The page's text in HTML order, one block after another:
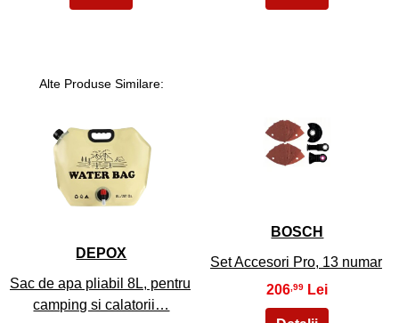
Alte Produse Similare:
11
DEPOX
Sac de apa pliabil 8L, pentru
camping si calatorii…
12
BOSCH
Set Accesori Pro, 13 numar
206,99